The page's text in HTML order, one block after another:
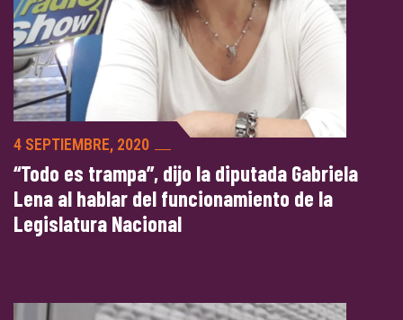
4 SEPTIEMBRE, 2020
“Todo es trampa”, dijo la diputada Gabriela
Lena al hablar del funcionamiento de la
Legislatura Nacional